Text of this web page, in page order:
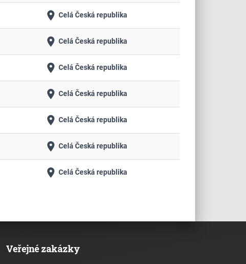
place Celá Česká republika
place Celá Česká republika
place Celá Česká republika
place Celá Česká republika
place Celá Česká republika
place Celá Česká republika
place Celá Česká republika
Veřejné zakázky